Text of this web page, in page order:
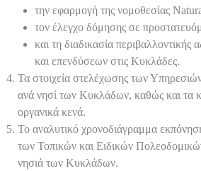
την εφαρμογή της νομοθεσίας
τον έλεγχο δόμησης σε
και τη διαδικασία περιβαλλοντικής
και επενδύσεων στις Κυκλάδες.
Τα στοιχεία στελέχωσης των
ανά νησί των Κυκλάδων, καθώς και τα
οργανικά κενά.
Το αναλυτικό χρονοδιάγραμμα
των Τοπικών και Ειδικών
νησιά των Κυκλάδων.